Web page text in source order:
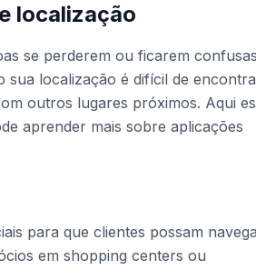
localização
se perderem ou ficarem confusas
sua localização é difícil de
outros lugares próximos. Aqui
aprender mais sobre aplicações
para que clientes possam
em shopping centers ou